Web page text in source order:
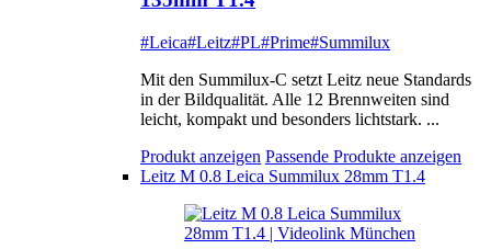
#Leica#Leitz#PL#Prime#Summilux
Mit den Summilux-C setzt Leitz neue Standards
in der Bildqualität. Alle 12 Brennweiten sind
leicht, kompakt und besonders lichtstark. ...
Produkt anzeigen Passende Produkte anzeigen
Leitz M 0.8 Leica Summilux 28mm T1.4